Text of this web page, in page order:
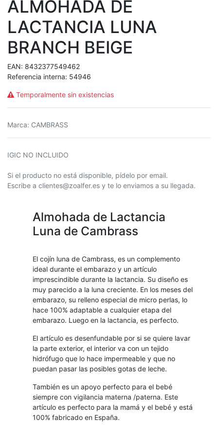
ALMOHADA DE
LACTANCIA LUNA
BRANCH BEIGE
EAN: 8432377549462
Referencia interna: 54946
Temporalmente sin existencias
Marca: CAMBRASS
IGIC NO INCLUIDO
Si el producto no está disponible, pídelo por email.
Escribe a clientes@zoalfer.es y te lo enviamos a su llegada.
Almohada de Lactancia
Luna de Cambrass
El cojín luna de Cambrass, es un complemento
ideal durante el embarazo y un artículo
imprescindible durante la lactancia. Su diseño es
muy parecido a la luna creciente. En los meses del
embarazo, su relleno especial de micro perlas, lo
hace 100% adaptable a cualquier etapa del
embarazo. Luego en la lactancia, es perfecto.
El artículo es desenfundable por si se quiere lavar
la parte exterior, el interior va con un tejido
hidrófugo que lo hace impermeable y que no
puedan pasar las posibles gotas de leche.
También es un apoyo perfecto para el bebé
siempre con vigilancia materna /paterna. Este
artículo es perfecto para la mamá y el bebé y está
100% fabricado en España.